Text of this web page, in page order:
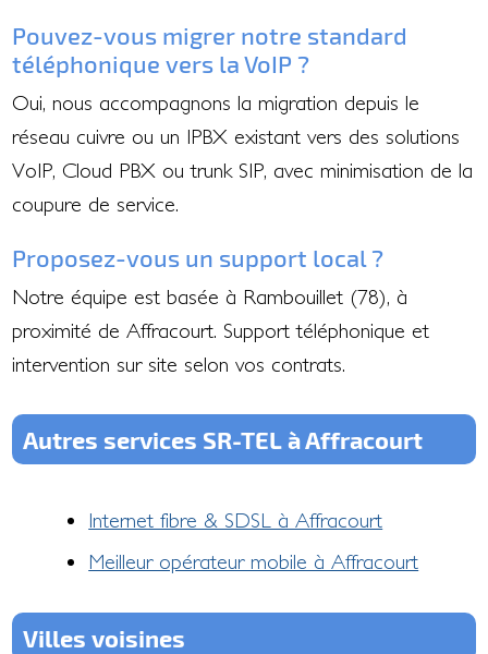
Pouvez-vous migrer notre standard
téléphonique vers la VoIP ?
Oui, nous accompagnons la migration depuis le
réseau cuivre ou un IPBX existant vers des solutions
VoIP, Cloud PBX ou trunk SIP, avec minimisation de la
coupure de service.
Proposez-vous un support local ?
Notre équipe est basée à Rambouillet (78), à
proximité de Affracourt. Support téléphonique et
intervention sur site selon vos contrats.
Autres services SR-TEL à Affracourt
Internet fibre & SDSL à Affracourt
Meilleur opérateur mobile à Affracourt
Villes voisines